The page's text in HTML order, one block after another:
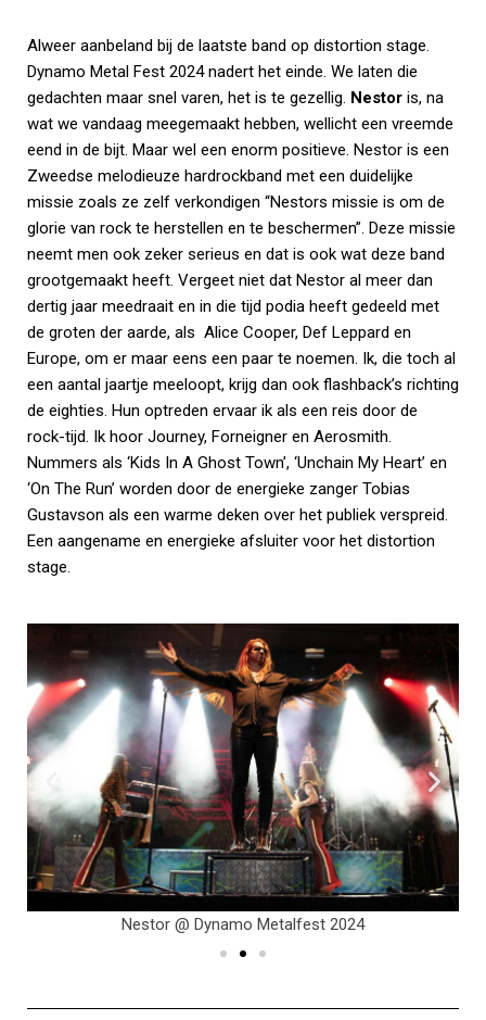
Alweer aanbeland bij de laatste band op distortion stage.
Dynamo Metal Fest 2024 nadert het einde. We laten die
gedachten maar snel varen, het is te gezellig. Nestor is, na
wat we vandaag meegemaakt hebben, wellicht een vreemde
eend in de bijt. Maar wel een enorm positieve. Nestor is een
Zweedse melodieuze hardrockband met een duidelijke
missie zoals ze zelf verkondigen “Nestors missie is om de
glorie van rock te herstellen en te beschermen”. Deze missie
neemt men ook zeker serieus en dat is ook wat deze band
grootgemaakt heeft. Vergeet niet dat Nestor al meer dan
dertig jaar meedraait en in die tijd podia heeft gedeeld met
de groten der aarde, als Alice Cooper, Def Leppard en
Europe, om er maar eens een paar te noemen. Ik, die toch al
een aantal jaartje meeloopt, krijg dan ook flashback’s richting
de eighties. Hun optreden ervaar ik als een reis door de
rock-tijd. Ik hoor Journey, Forneigner en Aerosmith.
Nummers als ‘Kids In A Ghost Town’, ‘Unchain My Heart’ en
‘On The Run’ worden door de energieke zanger Tobias
Gustavson als een warme deken over het publiek verspreid.
Een aangename en energieke afsluiter voor het distortion
stage.
Nestor @ Dynamo Metalfest 2024